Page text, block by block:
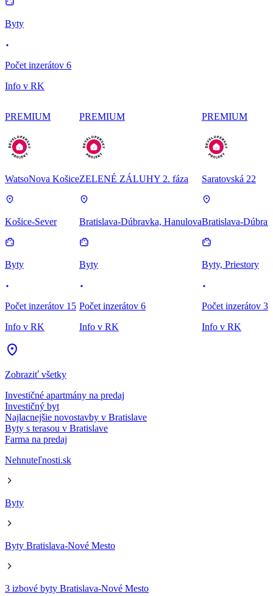
Byty
Počet inzerátov 6
Info v RK
PREMIUM
WatsoNova Košice
Košice-Sever
Byty
Počet inzerátov 15
Info v RK
PREMIUM
ZELENÉ ZÁLUHY 2. fáza
Bratislava-Dúbravka, Hanulova
Byty
Počet inzerátov 6
Info v RK
PREMIUM
Saratovská 22
Bratislava-
Byty, Priestory
Počet inzerátov 3
Info v RK
Zobraziť všetky
Investičné apartmány na predaj
Investičný byt
Najlacnejšie novostavby v Bratislave
Byty s terasou v Bratislave
Farma na predaj
Nehnuteľnosti.sk
Byty
Byty Bratislava-Nové Mesto
3 izbové byty Bratislava-Nové Mesto